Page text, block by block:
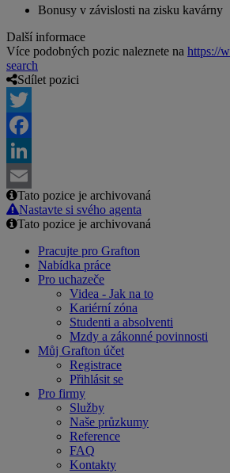
Bonusy v závislosti na zisku kavárny
Další informace
Více podobných pozic naleznete na https://
search
Sdílet pozici
Twitter
Facebook
LinkedIn
Email
Tato pozice je archivovaná
Nastavte si svého agenta
Tato pozice je archivovaná
Pracujte pro Grafton
Nabídka práce
Pro uchazeče
Videa - Jak na to
Kariérní zóna
Studenti a absolventi
Mzdy a zákonné povinnosti
Můj Grafton účet
Registrace
Přihlásit se
Pro firmy
Služby
Naše průzkumy
Reference
FAQ
Kontakty